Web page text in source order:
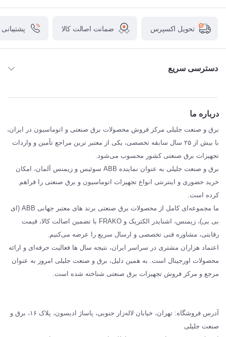
تحویل اکسپرس ضمانت اصالت کالا
دسترسی سریع
SCHNEIDER
فراکو FRAKO
مقالات تخصصی برق صنعتی
درباره ما
برق و صنعت جلیلی مرکز فروش محصولات برق صنعتی و اتوماسیون در ایران،
با بیش از ۲۵ سال سابقه تخصصی، یکی از معتبر ترین مراجع تأمین و واردات
تجهیزات برق صنعتی کشور محسوب می‌شود.
برق و صنعت جلیلی به عنوان نماینده ABB سوئیس و زیمنس آلمان، امکان
خرید حضوری و اینترنتی انواع تجهیزات اتوماسیون و برق صنعتی را فراهم
کرده است.
ما مجموعه‌ای کامل از محصولات برق صنعتی برند های معتبر جهانی ABB (ای
بی بی)، زیمنس، اشنایدر الکتریک و FRAKO با تضمین اصالت کالا، قیمت
رقابتی، مشاوره فنی تخصصی و ارسال سریع را عرضه می‌کنیم.
اعتماد هزاران مشتری در سراسر ایران، نتیجه سال ها فعالیت حرفه‌ای و ارائه
محصولات اورجینال است. به همین دلیل، برق و صنعت جلیلی امروز به عنوان
مرجع و مرکز فروش تجهیزات برق صنعتی شناخته شده است.
آدرس فروشگاه: تهران، خیابان لاله‌زار جنوبی، پاساژ ادیسون، پلاک ۱۶، برق و
صنعت جلیلی